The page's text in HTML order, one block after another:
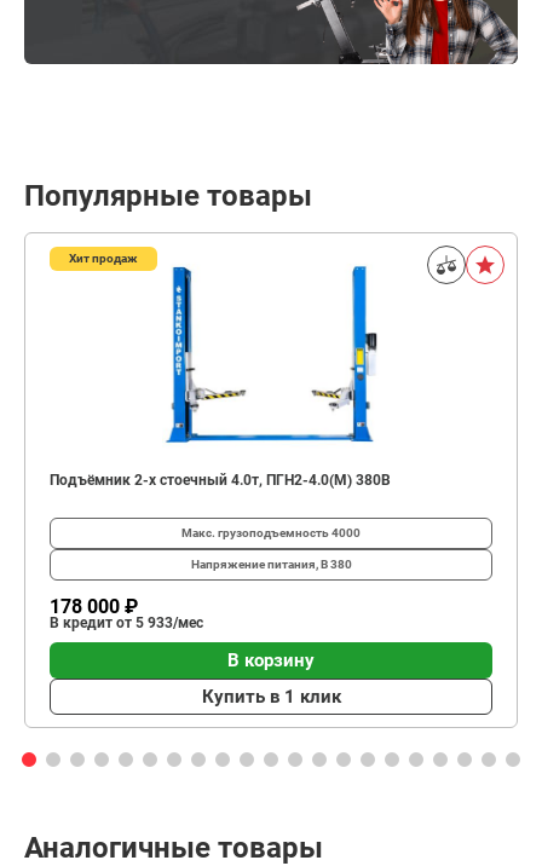
Популярные товары
Хит продаж
Подъёмник 2-х стоечный 4.0т, ПГН2-4.0(М) 380В
Макс. грузоподъемность4000
Напряжение питания, В380
178 000 ₽
В кредит от 5 933/мес
В корзину
Купить в 1 клик
Аналогичные товары